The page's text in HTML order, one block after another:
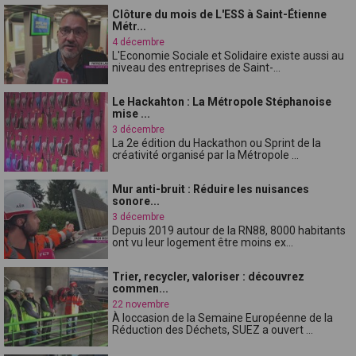
Clôture du mois de L'ESS à Saint-Étienne
Métr...
4 décembre
L'Economie Sociale et Solidaire existe aussi au
niveau des entreprises de Saint-...
Le Hackahton : La Métropole Stéphanoise
mise ...
3 décembre
La 2e édition du Hackathon ou Sprint de la
créativité organisé par la Métropole ...
Mur anti-bruit : Réduire les nuisances
sonore...
3 décembre
Depuis 2019 autour de la RN88, 8000 habitants
ont vu leur logement être moins ex...
Trier, recycler, valoriser : découvrez
commen...
22 novembre
À loccasion de la Semaine Européenne de la
Réduction des Déchets, SUEZ a ouvert ...